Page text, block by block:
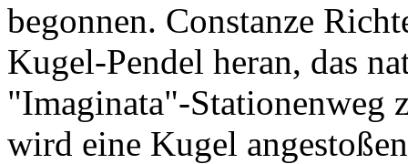
begonnen. Constanze
Kugel-Pendel heran, das
"Imaginata"-Stationenweg
wird eine Kugel